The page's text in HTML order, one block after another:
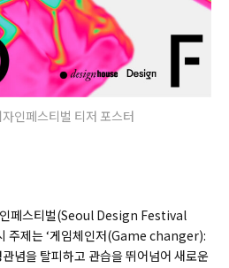
인페스티벌 티저 포스터
페스티벌(Seoul Design Festival
주제는 ‘게임체인저(Game changer):
념을 탈피하고 관습을 뛰어넘어 새로운